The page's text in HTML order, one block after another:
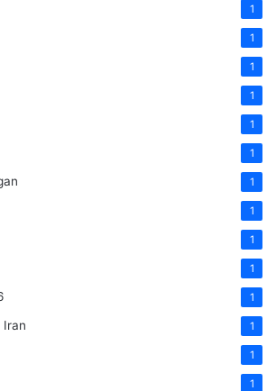
1
1
1
1
1
1
1
1
1
1
1
Iran 1
1
1